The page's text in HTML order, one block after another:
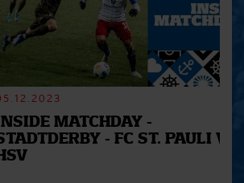
MATCHDAY -
- FC ST. PAULI VS.